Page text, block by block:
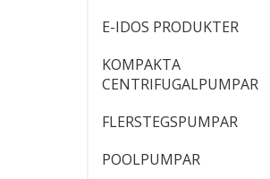
E-IDOS PRODUKTER
KOMPAKTA
CENTRIFUGALPUMPAR
FLERSTEGSPUMPAR
POOLPUMPAR